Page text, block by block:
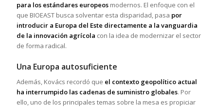
para los estándares europeosmodernos. El enfoque con el
que BIOEAST busca solventar esta disparidad, pasa por
introducir a Europa del Este directamente a la vanguardia
de la innovación agrícola con la idea de modernizar el sector
de forma radical.
Una Europa autosuficiente
Además, Kovács recordó que el contexto geopolítico actual
ha interrumpido las cadenas de suministro globales. Por
ello, uno de los principales temas sobre la mesa es propiciar